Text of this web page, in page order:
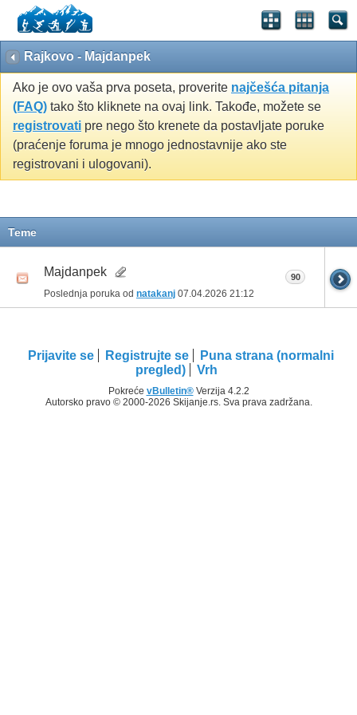
Rajkovo - Majdanpek
Ako je ovo vaša prva poseta, proverite najčešća pitanja
(FAQ) tako što kliknete na ovaj link. Takođe, možete se
registrovati pre nego što krenete da postavljate poruke
(praćenje foruma je mnogo jednostavnije ako ste
registrovani i ulogovani).
Teme
Majdanpek
Poslednja poruka od natakanj 07.04.2026 21:12
90
Prijavite se Registrujte se
Puna strana (normalni
pregled)
Vrh
Pokreće vBulletin®Verzija 4.2.2
Autorsko pravo © 2000-2026 Skijanje.rs. Sva prava zadržana.